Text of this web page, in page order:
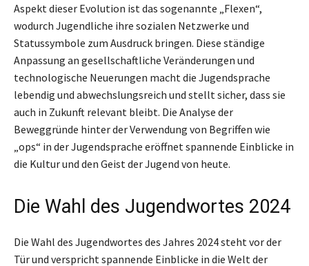
Aspekt dieser Evolution ist das sogenannte „Flexen“,
wodurch Jugendliche ihre sozialen Netzwerke und
Statussymbole zum Ausdruck bringen. Diese ständige
Anpassung an gesellschaftliche Veränderungen und
technologische Neuerungen macht die Jugendsprache
lebendig und abwechslungsreich und stellt sicher, dass sie
auch in Zukunft relevant bleibt. Die Analyse der
Beweggründe hinter der Verwendung von Begriffen wie
„ops“ in der Jugendsprache eröffnet spannende Einblicke in
die Kultur und den Geist der Jugend von heute.
Die Wahl des Jugendwortes 2024
Die Wahl des Jugendwortes des Jahres 2024 steht vor der
Tür und verspricht spannende Einblicke in die Welt der